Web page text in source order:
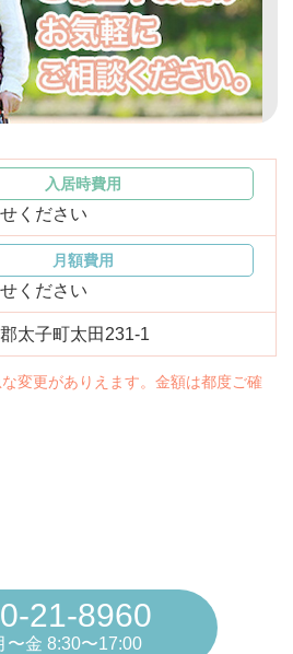
アクセス
お役立ち情報
入居時費用
ください
月額費用
ください
太子町太田231-1
変更がありえます。金額は都度ご確
21-8960
〜金 8:30〜17:00